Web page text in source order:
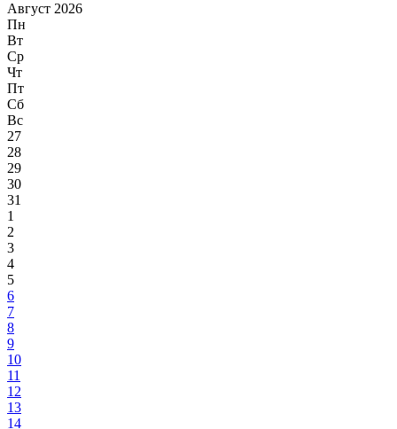
Август 2026
Пн
Вт
Ср
Чт
Пт
Сб
Вс
27
28
29
30
31
1
2
3
4
5
6
7
8
9
10
11
12
13
14